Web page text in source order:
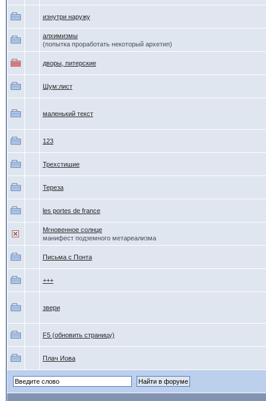
изнутри наружу
алхимизмы
(попытка проработать некоторый архетип)
дворы, питерские
Шум:лист
маленький текст
123
Трехстишие
Тереза
les portes de france
Мгновенное солнце
манифест подземного метареализма
Письма с Понта
+++
звери
F5 (обновить страницу)
Плач Иова